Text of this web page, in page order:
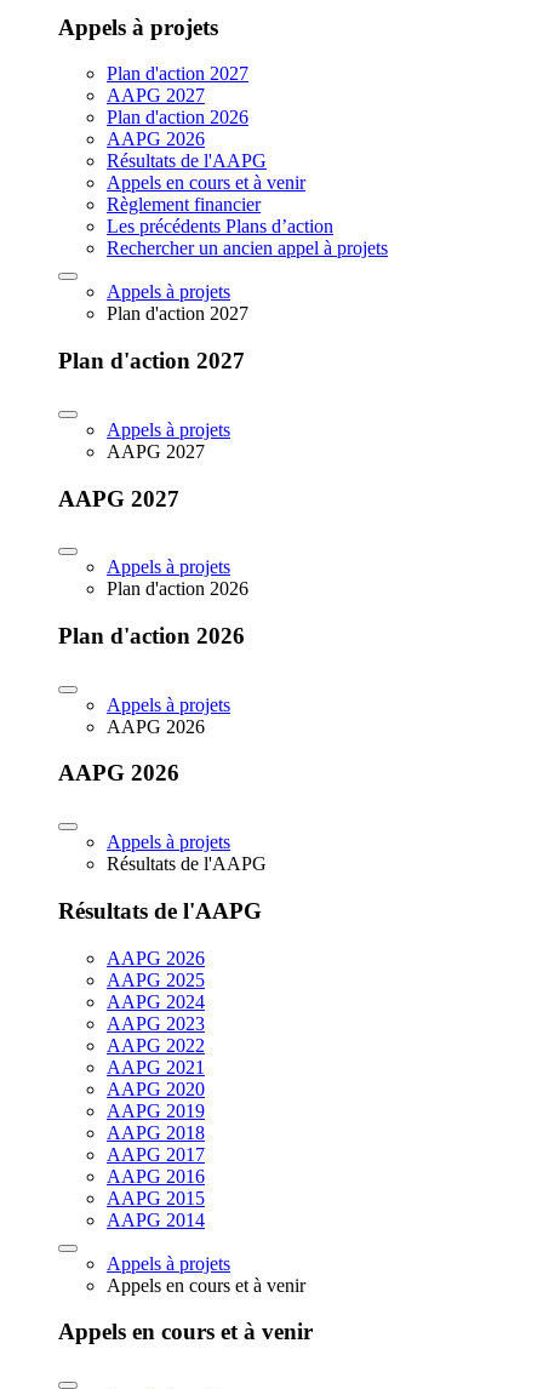
Appels à projets
Plan d'action 2027
AAPG 2027
Plan d'action 2026
AAPG 2026
Résultats de l'AAPG
Appels en cours et à venir
Règlement financier
Les précédents Plans d’action
Rechercher un ancien appel à projets
Appels à projets
Plan d'action 2027
Plan d'action 2027
Appels à projets
AAPG 2027
AAPG 2027
Appels à projets
Plan d'action 2026
Plan d'action 2026
Appels à projets
AAPG 2026
AAPG 2026
Appels à projets
Résultats de l'AAPG
Résultats de l'AAPG
AAPG 2026
AAPG 2025
AAPG 2024
AAPG 2023
AAPG 2022
AAPG 2021
AAPG 2020
AAPG 2019
AAPG 2018
AAPG 2017
AAPG 2016
AAPG 2015
AAPG 2014
Appels à projets
Appels en cours et à venir
Appels en cours et à venir